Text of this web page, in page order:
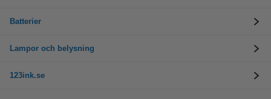
Batterier
Lampor och belysning
123ink.se